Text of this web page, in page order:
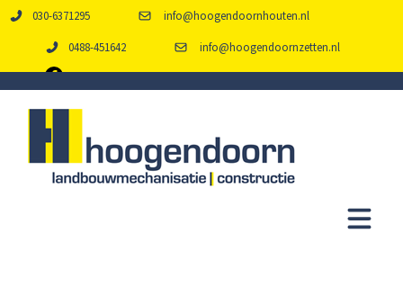
030-6371295 info@hoogendoornhouten.nl
0488-451642 info@hoogendoornzetten.nl